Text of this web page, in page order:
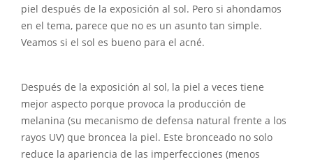
piel después de la exposición al sol. Pero si ahondamos
en el tema, parece que no es un asunto tan simple.
Veamos si el sol es bueno para el acné.
Después de la exposición al sol, la piel a veces tiene
mejor aspecto porque provoca la producción de
melanina (su mecanismo de defensa natural frente a los
rayos UV) que broncea la piel. Este bronceado no solo
reduce la apariencia de las imperfecciones (menos